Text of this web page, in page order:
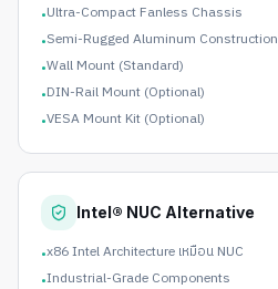
•Ultra-Compact Fanless Chassis
•Semi-Rugged Aluminum Construction
•Wall Mount (Standard)
•DIN-Rail Mount (Optional)
•VESA Mount Kit (Optional)
Intel® NUC Alternative
•x86 Intel Architecture เหมือน NUC
•Industrial-Grade Components